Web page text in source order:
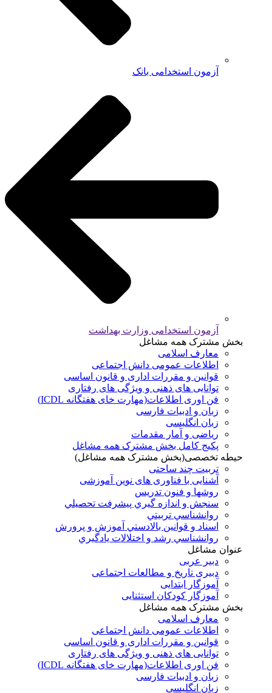
آزمون استخدامی بانک
آزمون استخدامی وزارت بهداشت
بخش مشترک همه مشاغل
معارف اسلامی
اطلاعات عمومی دانش اجتماعی
قوانین و مقررات اداری و قانون اساسی
توانایی های ذهنی و ویژگی های رفتاری
فن اوری اطلاعات(مهارت خای هفتگانه ICDL)
زبان و ادبیات فارسی
زبان انگلیسی
ریاضی و آمار مقدمات
پکیج کامل بخش مشترک همه مشاغل
حیطه تخصصی(بخش مشترک همه مشاغل)
تربیت چند ساحتی
آشنایی با فناوری های نوین آموزشی
روشها و فنون تدريس
سنجش و اندازه گيري پيشرفت تحصيلي
روانشناسي تربيتي
اسناد و قوانين بالادستي آموزش و پرورش
روانشناسي رشد و اختلالات يادگيري
عنوان مشاغل
دبير عربی
دبیری تاریخ و مطالعات اجتماعی
آموزگار ابتدایی
آموزگار کودکان استثنایی
بخش مشترک همه مشاغل
معارف اسلامی
اطلاعات عمومی دانش اجتماعی
قوانین و مقررات اداری و قانون اساسی
توانایی های ذهنی و ویژگی های رفتاری
فن اوری اطلاعات(مهارت خای هفتگانه ICDL)
زبان و ادبیات فارسی
زبان انگلیسی